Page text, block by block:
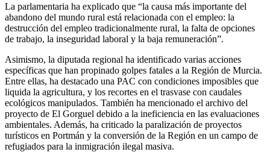
La parlamentaria ha explicado que “la causa más importante del
abandono del mundo rural está relacionada con el empleo: la
destrucción del empleo tradicionalmente rural, la falta de opciones
de trabajo, la inseguridad laboral y la baja remuneración”.
Asimismo, la diputada regional ha identificado varias acciones
específicas que han propinado golpes fatales a la Región de Murcia.
Entre ellas, ha destacado una PAC con condiciones imposibles que
liquida la agricultura, y los recortes en el trasvase con caudales
ecológicos manipulados. También ha mencionado el archivo del
proyecto de El Gorguel debido a la ineficiencia en las evaluaciones
ambientales. Además, ha criticado la paralización de proyectos
turísticos en Portmán y la conversión de la Región en un campo de
refugiados para la inmigración ilegal masiva.